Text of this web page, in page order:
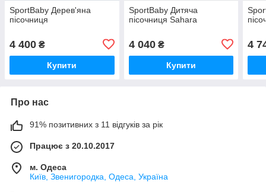
SportBaby Дерев'яна
пісочниця
4 400 ₴
Купити
SportBaby Дитяча
пісочниця Sahara
4 040₴
Купити
4
Про нас
91% позитивних з 11 відгуків за рік
Працює з 20.10.2017
м. Одеса
Київ, Звенигородка, Одеса, Україна